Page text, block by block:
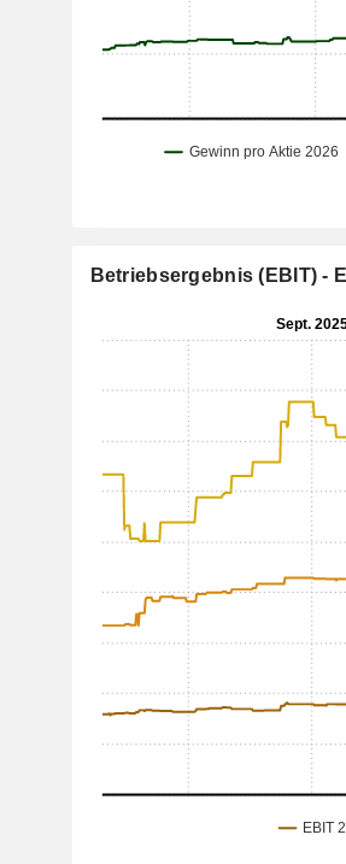
Betriebsergebnis (EBIT) -